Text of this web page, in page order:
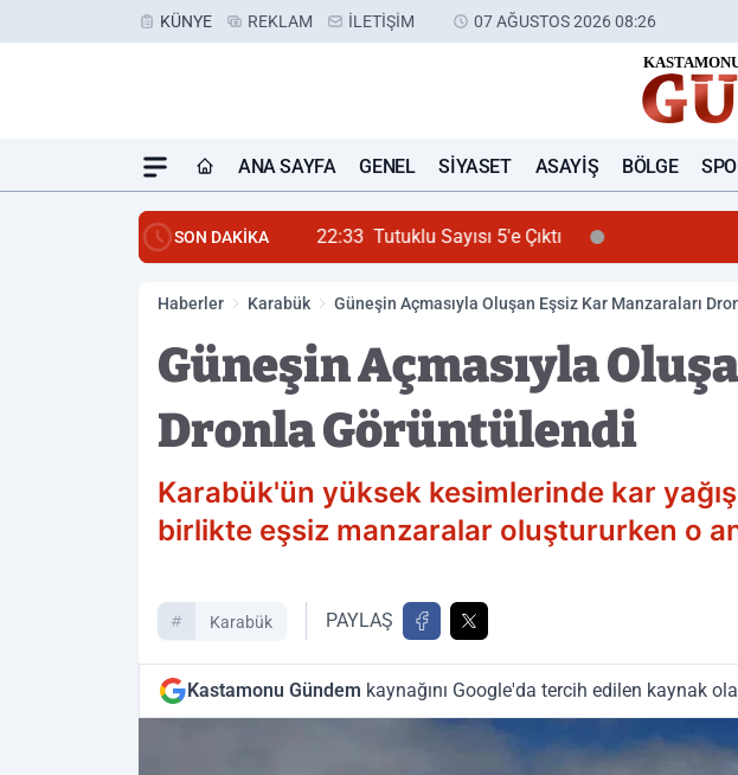
KÜNYE REKLAM İLETIŞIM 07 AĞUSTOS 2026 08:26
ANA SAYFA GENEL SIYASET ASAYIŞ BÖLGE
SON DAKİKA 22:33 Tutuklu Sayısı 5'e Çıktı
Haberler Karabük Güneşin Açmasıyla Oluşan Eşsiz Kar Manzaraları
Güneşin Açmasıyla
Dronla Görüntülendi
Karabük'ün yüksek kesimlerinde kar
birlikte eşsiz manzaralar oluştururken o
Karabük PAYLAŞ
Kastamonu Gündem kaynağını Google'da tercih edilen kaynak